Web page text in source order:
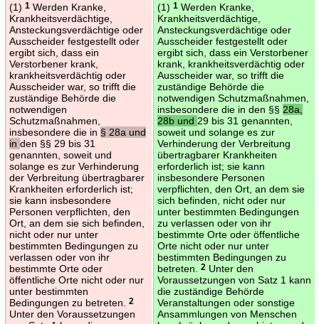
(1) 1Werden Kranke,
Krankheitsverdächtige,
Ansteckungsverdächtige oder
Ausscheider festgestellt oder
ergibt sich, dass ein
Verstorbener krank,
krankheitsverdächtig oder
Ausscheider war, so trifft die
zuständige Behörde die
notwendigen
Schutzmaßnahmen,
insbesondere die in § 28a und
in den §§ 29 bis 31
genannten, soweit und
solange es zur Verhinderung
der Verbreitung übertragbarer
Krankheiten erforderlich ist;
sie kann insbesondere
Personen verpflichten, den
Ort, an dem sie sich befinden,
nicht oder nur unter
bestimmten Bedingungen zu
verlassen oder von ihr
bestimmte Orte oder
öffentliche Orte nicht oder nur
unter bestimmten
Bedingungen zu betreten.
2
Unter den Voraussetzungen
(1) 1Werden Kranke,
Krankheitsverdächtige,
Ansteckungsverdächtige oder
Ausscheider festgestellt oder
ergibt sich, dass ein Verstorbener
krank, krankheitsverdächtig oder
Ausscheider war, so trifft die
zuständige Behörde die
notwendigen Schutzmaßnahmen,
insbesondere die in den §§ 28a,
28b und 29 bis 31 genannten,
soweit und solange es zur
Verhinderung der Verbreitung
übertragbarer Krankheiten
erforderlich ist; sie kann
insbesondere Personen
verpflichten, den Ort, an dem sie
sich befinden, nicht oder nur
unter bestimmten Bedingungen
zu verlassen oder von ihr
bestimmte Orte oder öffentliche
Orte nicht oder nur unter
bestimmten Bedingungen zu
betreten.
2Unter den
Voraussetzungen von Satz 1 kann
die zuständige Behörde
Veranstaltungen oder sonstige
Ansammlungen von Menschen